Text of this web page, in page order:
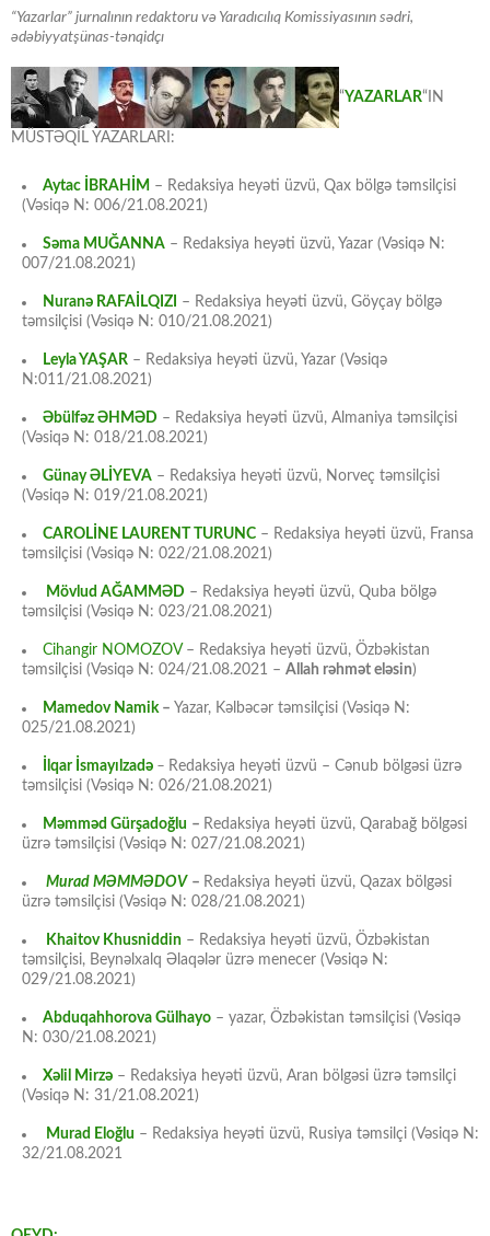
“Yazarlar” jurnalının redaktoru və Yaradıcılıq Komissiyasının sədri,
ədəbiyyatşünas-tənqidçı
“YAZARLAR“IN
MÜSTƏQİL YAZARLARI:
Aytac İBRAHİM – Redaksiya heyəti üzvü, Qax bölgə təmsilçisi
(Vəsiqə N: 006/21.08.2021)
Səma MUĞANNA – Redaksiya heyəti üzvü, Yazar (Vəsiqə N:
007/21.08.2021)
Nuranə RAFAİLQIZI
– Redaksiya heyəti üzvü, Göyçay bölgə
təmsilçisi (Vəsiqə N: 010/21.08.2021)
Leyla YAŞAR – Redaksiya heyəti üzvü, Yazar (Vəsiqə
N:011/21.08.2021)
Əbülfəz ƏHMƏD – Redaksiya heyəti üzvü, Almaniya təmsilçisi
(Vəsiqə N: 018/21.08.2021)
Günay ƏLİYEVA – Redaksiya heyəti üzvü, Norveç təmsilçisi
(Vəsiqə N: 019/21.08.2021)
CAROLİNE LAURENT TURUNC – Redaksiya heyəti üzvü, Fransa
təmsilçisi (Vəsiqə N: 022/21.08.2021)
Mövlud AĞAMMƏD – Redaksiya heyəti üzvü, Quba bölgə
təmsilçisi (Vəsiqə N: 023/21.08.2021)
Cihangir NOMOZOV– Redaksiya heyəti üzvü, Özbəkistan
təmsilçisi (Vəsiqə N: 024/21.08.2021 – Allah rəhmət eləsin)
Mamedov Namik– Yazar, Kəlbəcər təmsilçisi (Vəsiqə N:
025/21.08.2021)
İlqar İsmayılzadə – Redaksiya heyəti üzvü – Cənub bölgəsi üzrə
təmsilçisi (Vəsiqə N: 026/21.08.2021)
Məmməd Gürşadoğlu – Redaksiya heyəti üzvü, Qarabağ bölgəsi
üzrə təmsilçisi (Vəsiqə N: 027/21.08.2021)
Murad MƏMMƏDOV – Redaksiya heyəti üzvü, Qazax bölgəsi
üzrə təmsilçisi (Vəsiqə N: 028/21.08.2021)
Khaitov Khusniddin – Redaksiya heyəti üzvü, Özbəkistan
təmsilçisi, Beynəlxalq Əlaqələr üzrə menecer (Vəsiqə N:
029/21.08.2021)
Abduqahhorova Gülhayo – yazar, Özbəkistan təmsilçisi (Vəsiqə
N: 030/21.08.2021)
Xəlil Mirzə – Redaksiya heyəti üzvü, Aran bölgəsi üzrə təmsilçi
(Vəsiqə N: 31/21.08.2021)
Murad Eloğlu – Redaksiya heyəti üzvü, Rusiya təmsilçi (Vəsiqə N:
32/21.08.2021